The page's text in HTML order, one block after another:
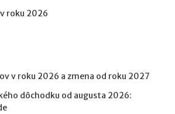
roku 2026
v roku 2026 a zmena od roku 2027
dôchodku od augusta 2026: